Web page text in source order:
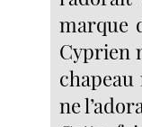
marque
Cyprien
ne